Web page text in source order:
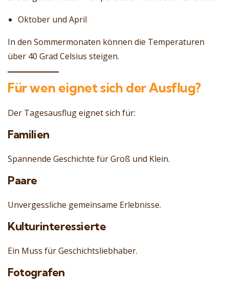
Oktober und April
In den Sommermonaten können die Temperaturen
über 40 Grad Celsius steigen.
Für wen eignet sich der Ausflug?
Der Tagesausflug eignet sich für:
Familien
Spannende Geschichte für Groß und Klein.
Paare
Unvergessliche gemeinsame Erlebnisse.
Kulturinteressierte
Ein Muss für Geschichtsliebhaber.
Fotografen